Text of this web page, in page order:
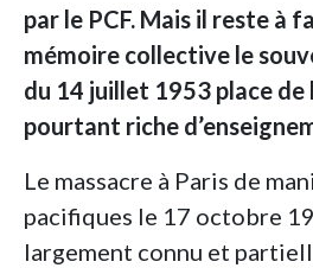
par le PCF. Mais il reste à
mémoire collective le
du 14 juillet 1953 place de
pourtant riche
Le massacre à Paris de
pacifiques le 17 octobre
largement connu et